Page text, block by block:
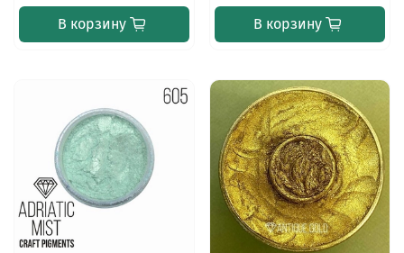
В корзину В корзину